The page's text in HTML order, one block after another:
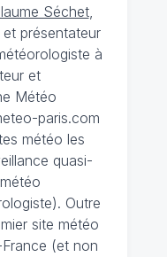
Séchet,
et présentateur
à
et
Météo
paris.com
météo les
quasi-
Outre
site météo
(et non